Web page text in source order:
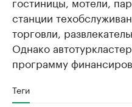
станции
торговли,
Однако
программу
Теги